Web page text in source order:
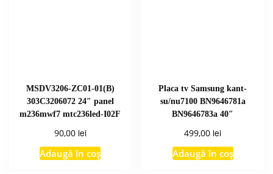
MSDV3206-ZC01-01(B)
303C3206072 24″ panel
m236mwf7 mtc236led-I02F
90,00 lei
Adaugă în coș
Placa tv Samsung kant-
su/nu7100 BN9646781a
BN9646783a 40″
499,00 lei
Adaugă în coș